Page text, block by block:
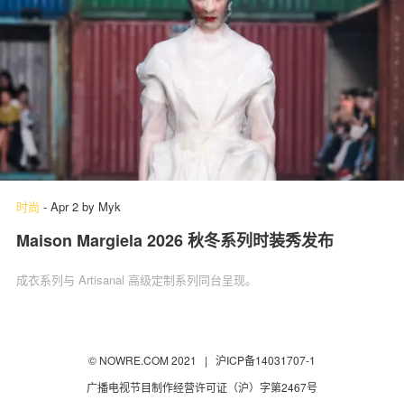
时尚 - Apr 2 by Myk
Maison Margiela 2026 秋冬系列时装秀发布
成衣系列与 Artisanal 高级定制系列同台呈现。
© NOWRE.COM 2021 | 沪ICP备14031707-1
广播电视节目制作经营许可证（沪）字第2467号